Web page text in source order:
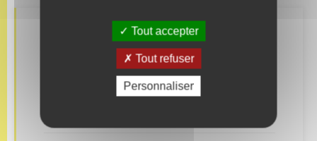
Retrouvez aussi
Concessions funéraires
Tout accepter
Tout refuser
Personnaliser